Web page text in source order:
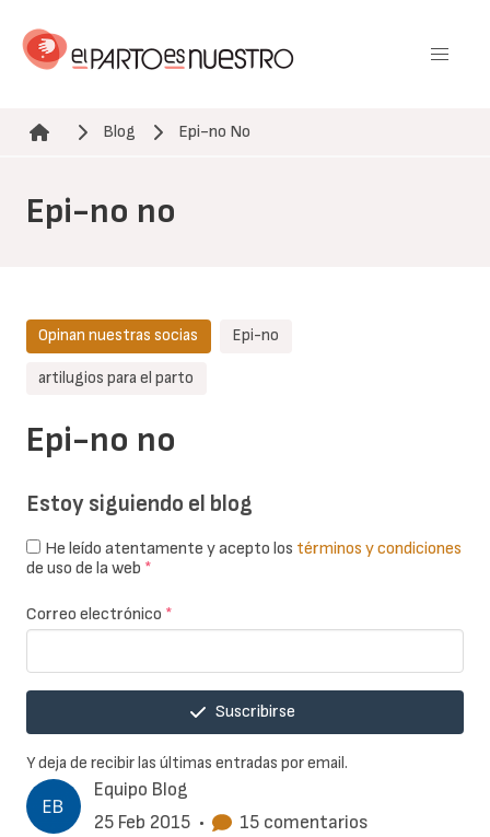
contenido
Ruta de navegación
Blog Epi-no No
Epi-no no
Equipo Blog
25 Feb 2015 • 15 comentarios
Epi-no no
Opinan nuestras socias Epi-no
artilugios para el parto
Estoy siguiendo el blog
He leído atentamente y acepto los términos y condiciones
de uso de la web *
Correo electrónico *
Suscribirse
Y deja de recibir las últimas entradas por email.